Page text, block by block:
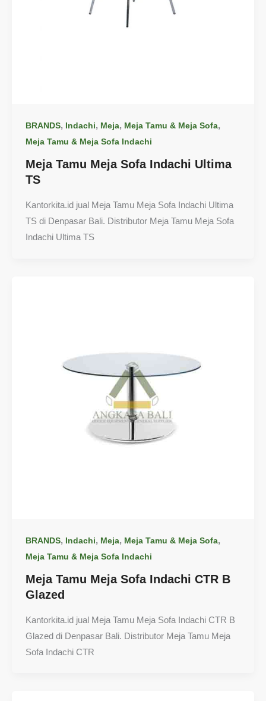
BRANDS, Indachi, Meja, Meja Tamu & Meja Sofa,
Meja Tamu & Meja Sofa Indachi
Meja Tamu Meja Sofa Indachi Ultima
TS
Kantorkita.id jual Meja Tamu Meja Sofa Indachi Ultima
TS di Denpasar Bali. Distributor Meja Tamu Meja Sofa
Indachi Ultima TS
BRANDS, Indachi, Meja, Meja Tamu & Meja Sofa,
Meja Tamu & Meja Sofa Indachi
Meja Tamu Meja Sofa Indachi CTR B
Glazed
Kantorkita.id jual Meja Tamu Meja Sofa Indachi CTR B
Glazed di Denpasar Bali. Distributor Meja Tamu Meja
Sofa Indachi CTR